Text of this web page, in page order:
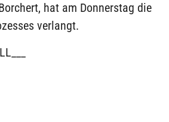
hat am Donnerstag die
verlangt.